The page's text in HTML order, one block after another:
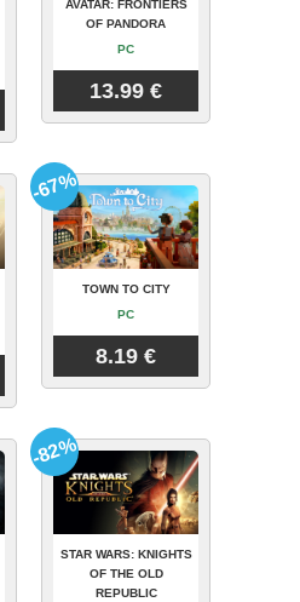
AVATAR: FRONTIERS
OF PANDORA
PC
13.99 €
TOWN TO CITY
PC
8.19 €
-67%
STAR WARS: KNIGHTS
OF THE OLD
REPUBLIC
-82%